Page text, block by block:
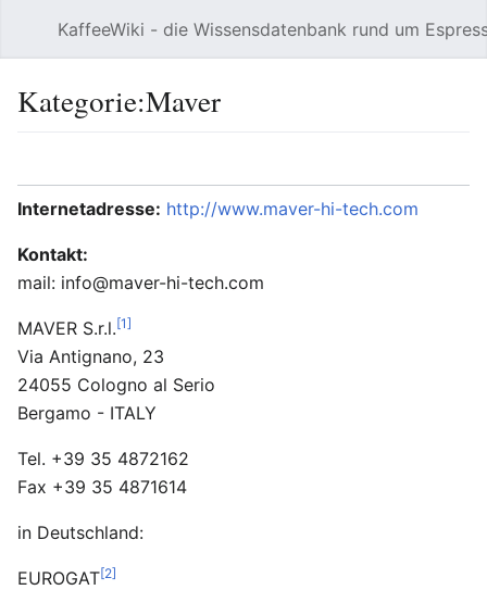
KaffeeWiki - die Wissensdatenbank rund um
Kategorie:Maver
Internetadresse: http://www.maver-hi-tech.com
Kontakt:
mail: info@maver-hi-tech.com
MAVER S.r.l.[1]
Via Antignano, 23
24055 Cologno al Serio
Bergamo - ITALY
Tel. +39 35 4872162
Fax +39 35 4871614
in Deutschland:
EUROGAT[2]